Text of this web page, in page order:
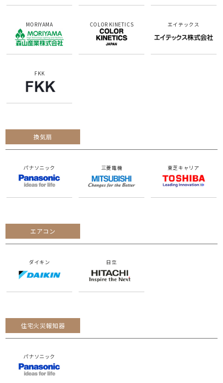
MORIYAMA COLOR KINETICS エイテックス
FKK
換気扇
パナソニック 三菱電機 東芝キャリア
エアコン
ダイキン 日立
住宅火災報知器
パナソニック